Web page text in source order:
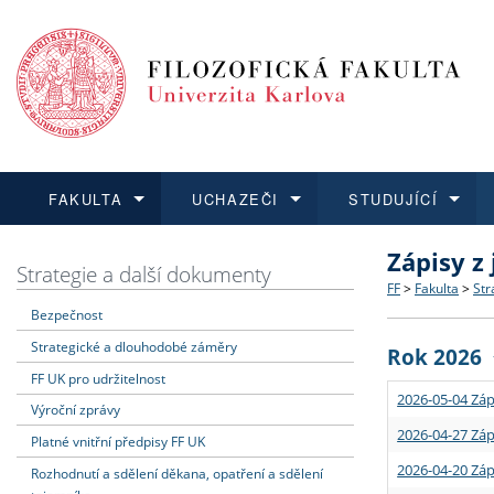
FAKULTA
Dozvědět se více
Struktura
Strategie
Podpora
UCHAZEČI
Podat přihlášku
Co
Učitelské
STUDUJÍCÍ
Dozvědět se více
Rigorózní
Dozvědět se více
O vědě a
Granty a
Dozvědět se více
Aktuální
Strategie a další dokumenty
Bezpečnost
Strategické a dlouhodobé záměry
FF UK pro udržitelnost
Výroční zprávy
Platné vnitřní předpisy FF UK
Rozhodnutí a sdělení děkana, opatření a sdělení
Zápisy
FF > Fakulta >
Rok 2026
2026-05-04
2026-04-27
2026-04-20